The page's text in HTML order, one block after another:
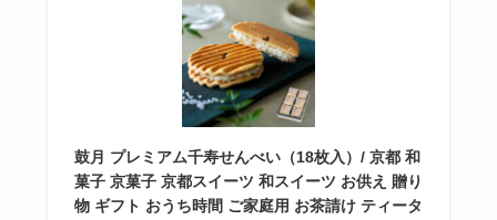
鼓月 プレミアム千寿せんべい（18枚入）/ 京都 和
菓子 京菓子 京都スイーツ 和スイーツ お供え 贈り
物 ギフト おうち時間 ご家庭用 お茶請け ティータ